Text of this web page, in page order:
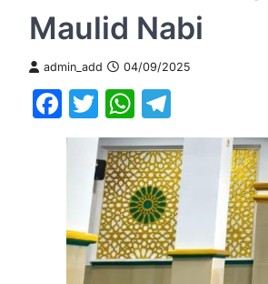
Maulid Nabi
admin_add 04/09/2025
Facebook
TwitterWhatsApp